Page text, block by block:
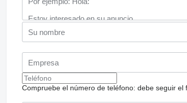
Compruebe el número de teléfono: debe seguir